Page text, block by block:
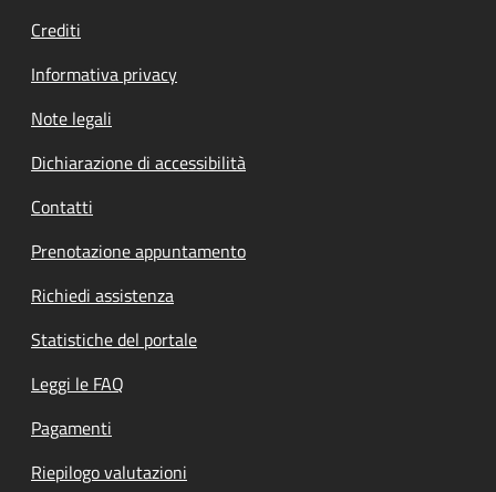
Crediti
Informativa privacy
Note legali
Dichiarazione di accessibilità
Contatti
Prenotazione appuntamento
Richiedi assistenza
Statistiche del portale
Leggi le FAQ
Pagamenti
Riepilogo valutazioni